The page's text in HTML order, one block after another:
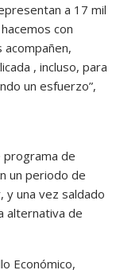
a 17 mil
con
, incluso, para
un esfuerzo”,
programa de
un periodo de
y una vez saldado
alternativa de
Económico,